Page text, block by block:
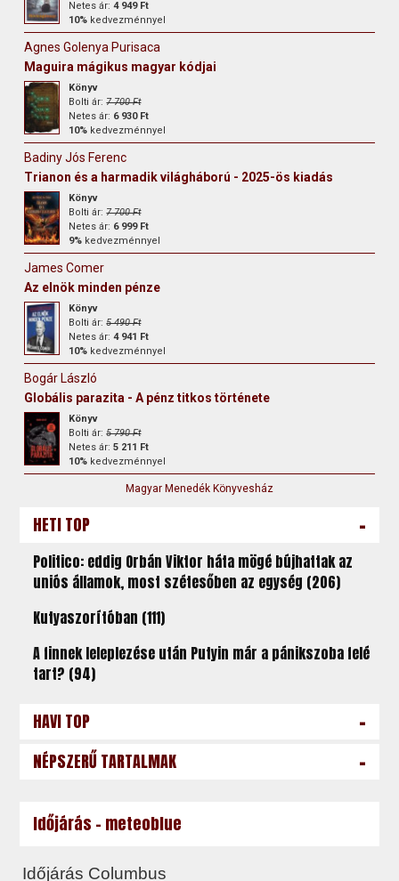
Netes ár:4 949 Ft
10% kedvezménnyel
Agnes Golenya Purisaca
Maguira mágikus magyar kódjai
Könyv
Bolti ár:7 700 Ft
Netes ár: 6 930 Ft
10% kedvezménnyel
Badiny Jós Ferenc
Trianon és a harmadik világháború - 2025-ös kiadás
Könyv
Bolti ár:7 700 Ft
Netes ár: 6 999 Ft
9% kedvezménnyel
James Comer
Az elnök minden pénze
Könyv
Bolti ár:5 490 Ft
Netes ár:4 941 Ft
10% kedvezménnyel
Bogár László
Globális parazita - A pénz titkos története
Könyv
Bolti ár:5 790 Ft
Netes ár:5 211 Ft
10% kedvezménnyel
Magyar Menedék Könyvesház
HETI TOP -
Politico: eddig Orbán Viktor háta mögé bújhattak az
uniós államok, most szétesőben az egység (206)
Kutyaszorítóban (111)
A finnek leleplezése után Putyin már a pánikszoba felé
tart? (94)
HAVI TOP -
NÉPSZERŰ TARTALMAK -
Időjárás - meteoblue